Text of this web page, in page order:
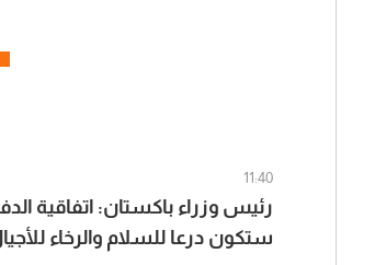
11:40
رئيس وزراء باكستان: اتفاقية
ستكون درعا للسلام والرخاء